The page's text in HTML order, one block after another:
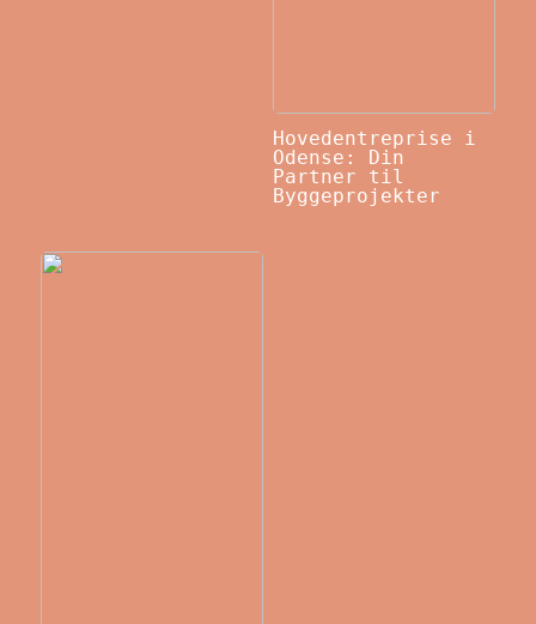
Hovedentreprise i
Odense: Din
Partner til
Byggeprojekter